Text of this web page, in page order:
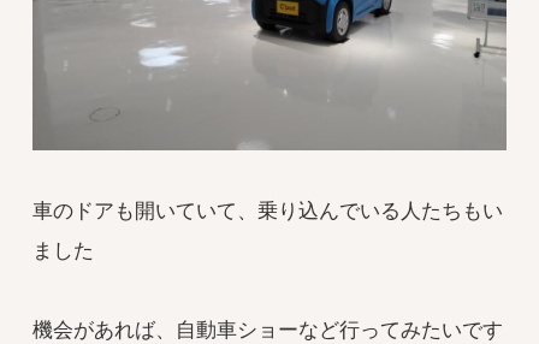
車のドアも開いていて、乗り込んでいる人たちもい
ました
機会があれば、自動車ショーなど行ってみたいです